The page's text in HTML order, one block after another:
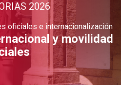
2026
oficiales e internacionalización
y movilidad